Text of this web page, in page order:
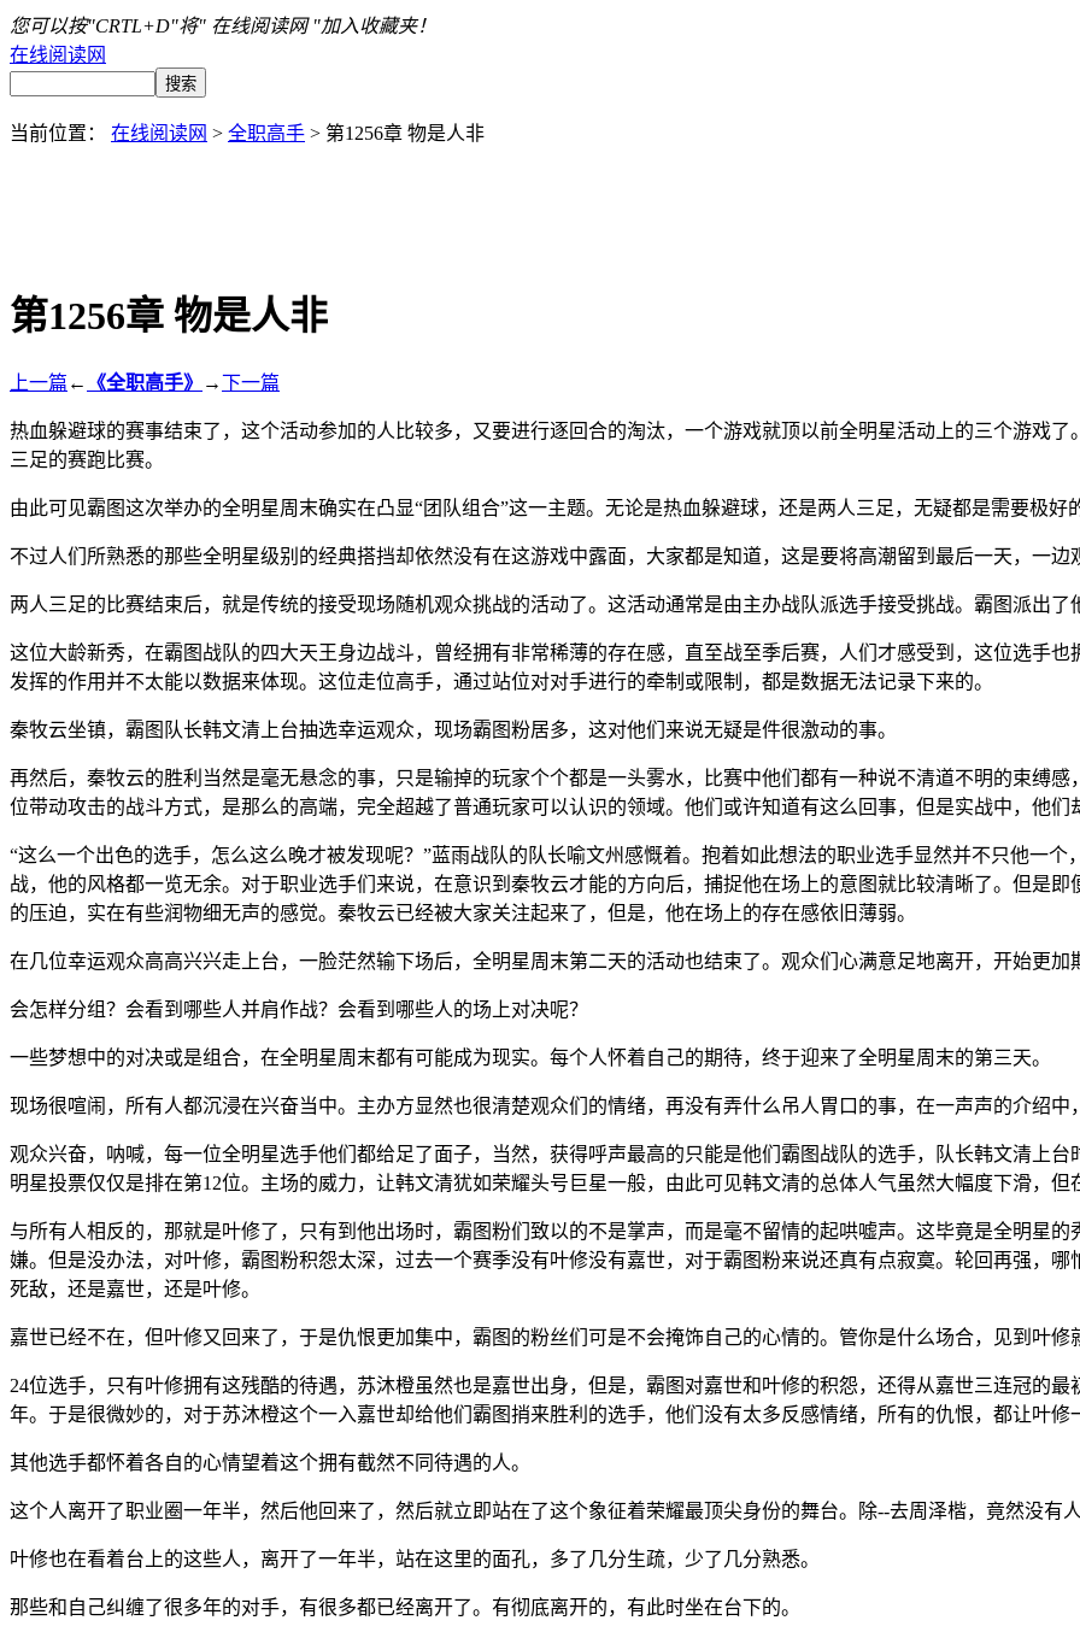
您可以按"CRTL+D"将" 在线阅读网 "加入收藏夹！
在线阅读网
当前位置： 在线阅读网 > 全职高手 > 第1256章 物是人非
第1256章 物是人非
上一篇 ← 《全职高手》 →下一篇
热血躲避球的赛事结束了，这个活动参加的人比较多，又要进行逐回合的淘汰，一个游戏就顶以前全明星活动上的三个游戏
三足的赛跑比赛。
由此可见霸图这次举办的全明星周末确实在凸显“团队组合”这一主题。无论是热血躲避球，还是两人三足，无疑都是需要极好
不过人们所熟悉的那些全明星级别的经典搭挡却依然没有在这游戏中露面，大家都是知道，这是要将高潮留到最后一天，一
两人三足的比赛结束后，就是传统的接受现场随机观众挑战的活动了。这活动通常是由主办战队派选手接受挑战。霸图派出
这位大龄新秀，在霸图战队的四大天王身边战斗，曾经拥有非常稀薄的存在感，直至战至季后赛，人们才感受到，这位选手
发挥的作用并不太能以数据来体现。这位走位高手，通过站位对对手进行的牵制或限制，都是数据无法记录下来的。
秦牧云坐镇，霸图队长韩文清上台抽选幸运观众，现场霸图粉居多，这对他们来说无疑是件很激动的事。
再然后，秦牧云的胜利当然是毫无悬念的事，只是输掉的玩家个个都是一头雾水，比赛中他们都有一种说不清道不明的束缚
位带动攻击的战斗方式，是那么的高端，完全超越了普通玩家可以认识的领域。他们或许知道有这么回事，但是实战中，他
“这么一个出色的选手，怎么这么晚才被发现呢？”蓝雨战队的队长喻文州感慨着。抱着如此想法的职业选手显然并不只他一
战，他的风格都一览无余。对于职业选手们来说，在意识到秦牧云才能的方向后，捕捉他在场上的意图就比较清晰了。但是
的压迫，实在有些润物细无声的感觉。秦牧云已经被大家关注起来了，但是，他在场上的存在感依旧薄弱。
在几位幸运观众高高兴兴走上台，一脸茫然输下场后，全明星周末第二天的活动也结束了。观众们心满意足地离开，开始更
会怎样分组？会看到哪些人并肩作战？会看到哪些人的场上对决呢？
一些梦想中的对决或是组合，在全明星周末都有可能成为现实。每个人怀着自己的期待，终于迎来了全明星周末的第三天。
现场很喧闹，所有人都沉浸在兴奋当中。主办方显然也很清楚观众们的情绪，再没有弄什么吊人胃口的事，在一声声的介绍中
观众兴奋，呐喊，每一位全明星选手他们都给足了面子，当然，获得呼声最高的只能是他们霸图战队的选手，队长韩文清上
明星投票仅仅是排在第12位。主场的威力，让韩文清犹如荣耀头号巨星一般，由此可见韩文清的总体人气虽然大幅度下滑，
与所有人相反的，那就是叶修了，只有到他出场时，霸图粉们致以的不是掌声，而是毫不留情的起哄嘘声。这毕竟是全明星
嫌。但是没办法，对叶修，霸图粉积怨太深，过去一个赛季没有叶修没有嘉世，对于霸图粉来说还真有点寂寞。轮回再强，
死敌，还是嘉世，还是叶修。
嘉世已经不在，但叶修又回来了，于是仇恨更加集中，霸图的粉丝们可是不会掩饰自己的心情的。管你是什么场合，见到叶修
24位选手，只有叶修拥有这残酷的待遇，苏沐橙虽然也是嘉世出身，但是，霸图对嘉世和叶修的积怨，还得从嘉世三连冠的
年。于是很微妙的，对于苏沐橙这个一入嘉世却给他们霸图捎来胜利的选手，他们没有太多反感情绪，所有的仇恨，都让叶修
其他选手都怀着各自的心情望着这个拥有截然不同待遇的人。
这个人离开了职业圈一年半，然后他回来了，然后就立即站在了这个象征着荣耀最顶尖身份的舞台。除--去周泽楷，竟然没有
叶修也在看着台上的这些人，离开了一年半，站在这里的面孔，多了几分生疏，少了几分熟悉。
那些和自己纠缠了很多年的对手，有很多都已经离开了。有彻底离开的，有此时坐在台下的。